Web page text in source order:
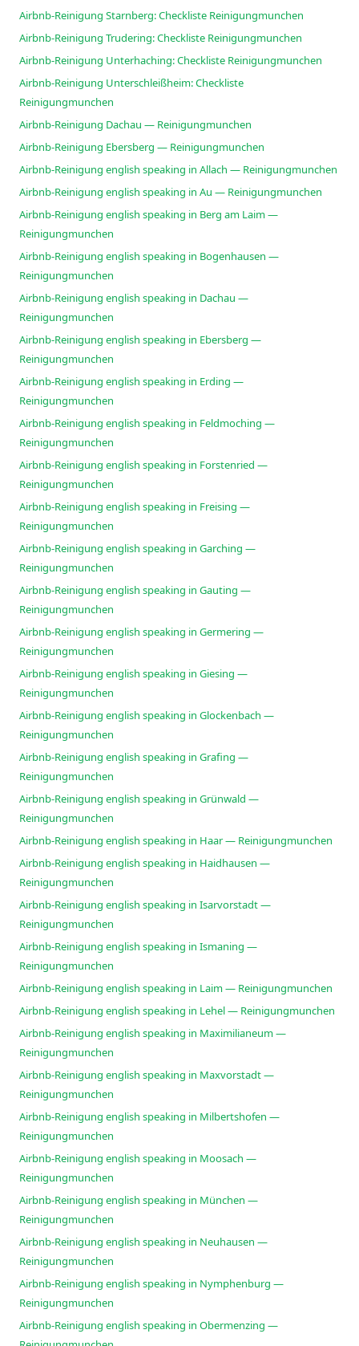
Airbnb-Reinigung Starnberg: Checkliste Reinigungmunchen
Airbnb-Reinigung Trudering: Checkliste Reinigungmunchen
Airbnb-Reinigung Unterhaching: Checkliste Reinigungmunchen
Airbnb-Reinigung Unterschleißheim: Checkliste
Reinigungmunchen
Airbnb-Reinigung Dachau — Reinigungmunchen
Airbnb-Reinigung Ebersberg — Reinigungmunchen
Airbnb-Reinigung english speaking in Allach — Reinigungmunchen
Airbnb-Reinigung english speaking in Au — Reinigungmunchen
Airbnb-Reinigung english speaking in Berg am Laim —
Reinigungmunchen
Airbnb-Reinigung english speaking in Bogenhausen —
Reinigungmunchen
Airbnb-Reinigung english speaking in Dachau —
Reinigungmunchen
Airbnb-Reinigung english speaking in Ebersberg —
Reinigungmunchen
Airbnb-Reinigung english speaking in Erding —
Reinigungmunchen
Airbnb-Reinigung english speaking in Feldmoching —
Reinigungmunchen
Airbnb-Reinigung english speaking in Forstenried —
Reinigungmunchen
Airbnb-Reinigung english speaking in Freising —
Reinigungmunchen
Airbnb-Reinigung english speaking in Garching —
Reinigungmunchen
Airbnb-Reinigung english speaking in Gauting —
Reinigungmunchen
Airbnb-Reinigung english speaking in Germering —
Reinigungmunchen
Airbnb-Reinigung english speaking in Giesing —
Reinigungmunchen
Airbnb-Reinigung english speaking in Glockenbach —
Reinigungmunchen
Airbnb-Reinigung english speaking in Grafing —
Reinigungmunchen
Airbnb-Reinigung english speaking in Grünwald —
Reinigungmunchen
Airbnb-Reinigung english speaking in Haar — Reinigungmunchen
Airbnb-Reinigung english speaking in Haidhausen —
Reinigungmunchen
Airbnb-Reinigung english speaking in Isarvorstadt —
Reinigungmunchen
Airbnb-Reinigung english speaking in Ismaning —
Reinigungmunchen
Airbnb-Reinigung english speaking in Laim — Reinigungmunchen
Airbnb-Reinigung english speaking in Lehel — Reinigungmunchen
Airbnb-Reinigung english speaking in Maximilianeum —
Reinigungmunchen
Airbnb-Reinigung english speaking in Maxvorstadt —
Reinigungmunchen
Airbnb-Reinigung english speaking in Milbertshofen —
Reinigungmunchen
Airbnb-Reinigung english speaking in Moosach —
Reinigungmunchen
Airbnb-Reinigung english speaking in München —
Reinigungmunchen
Airbnb-Reinigung english speaking in Neuhausen —
Reinigungmunchen
Airbnb-Reinigung english speaking in Nymphenburg —
Reinigungmunchen
Airbnb-Reinigung english speaking in Obermenzing —